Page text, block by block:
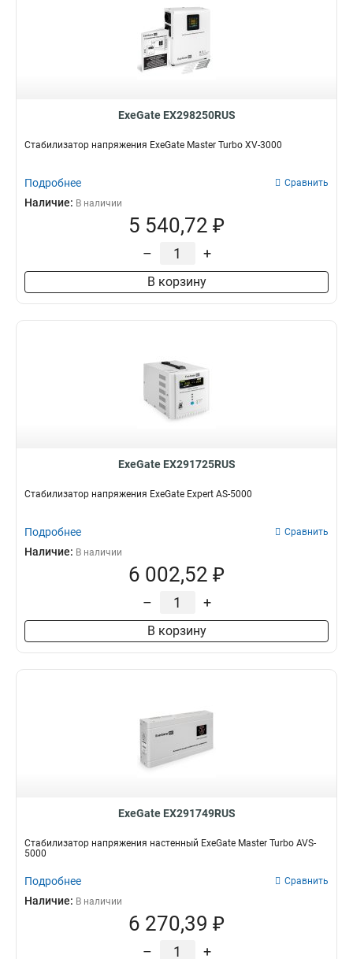
ExeGate EX298250RUS
Стабилизатор напряжения ExeGate Master Turbo XV-3000
Подробнее Сравнить
Наличие: В наличии
5 540,72 ₽
– +
В корзину
ExeGate EX291725RUS
Стабилизатор напряжения ExeGate Expert AS-5000
Подробнее Сравнить
Наличие: В наличии
6 002,52 ₽
– +
В корзину
ExeGate EX291749RUS
Стабилизатор напряжения настенный ExeGate Master Turbo AVS-
5000
Подробнее Сравнить
Наличие: В наличии
6 270,39 ₽
– +